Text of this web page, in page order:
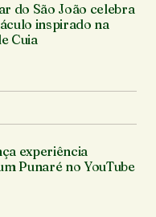
do São João celebra
inspirado na
Cuia
experiência
Punaré no YouTube